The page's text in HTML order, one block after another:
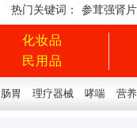
热门关键词： 参茸强肾片
化妆品
民用品
肠胃 理疗器械 哮喘 营